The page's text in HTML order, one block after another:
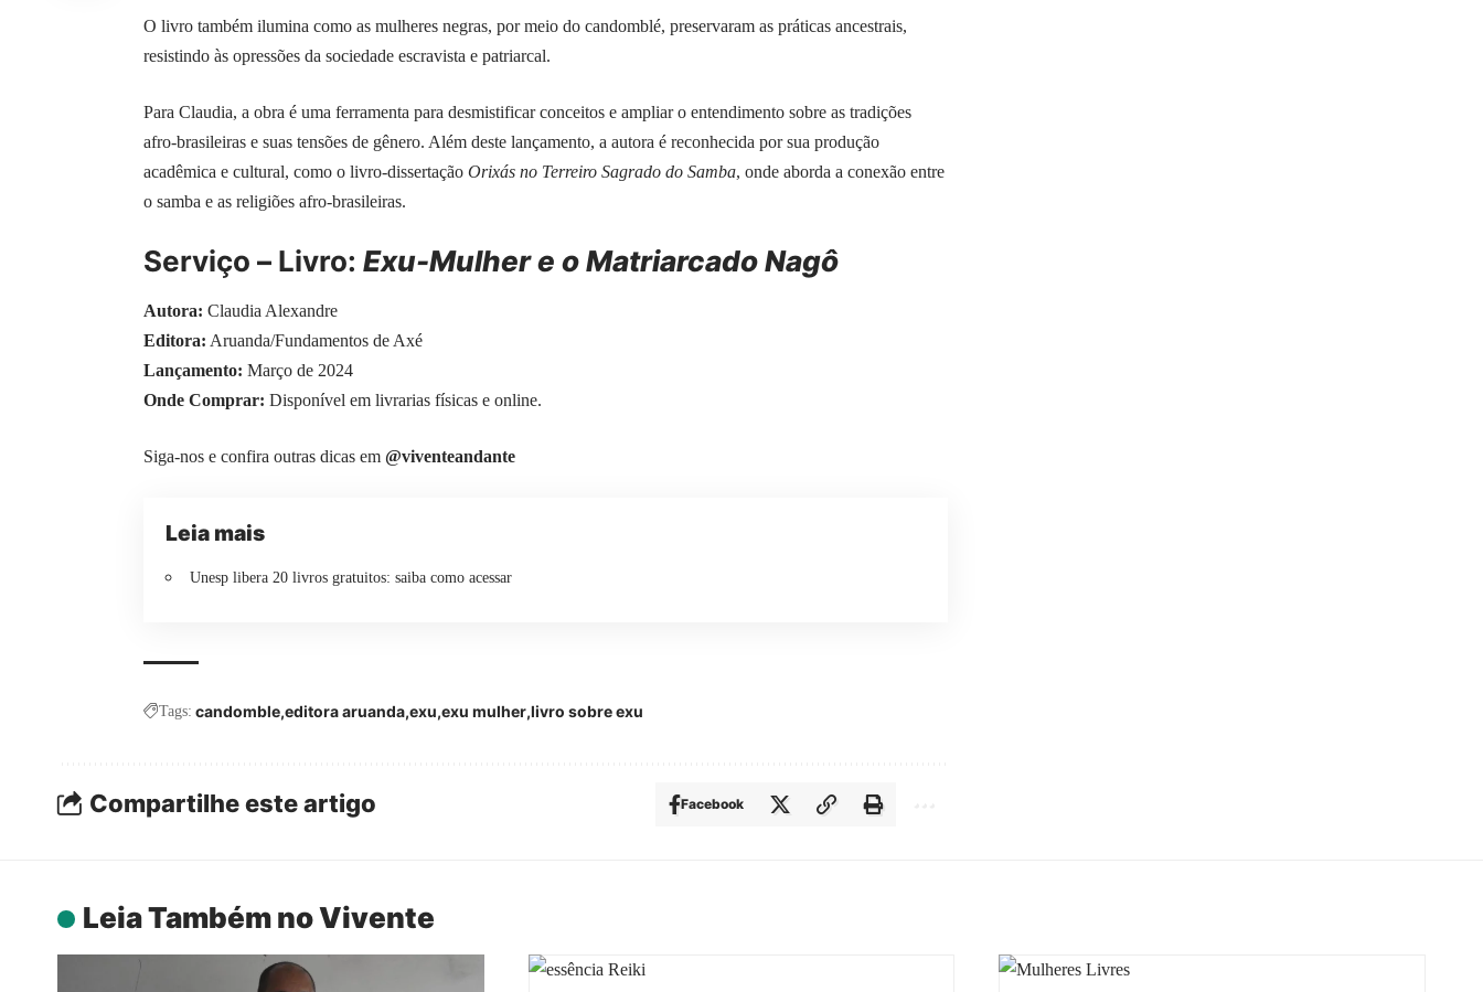
O livro também ilumina como as mulheres negras, por meio do candomblé, preservaram as práticas ancestrais,
resistindo às opressões da sociedade escravista e patriarcal.
Para Claudia, a obra é uma ferramenta para desmistificar conceitos e ampliar o entendimento sobre as tradições
afro-brasileiras e suas tensões de gênero. Além deste lançamento, a autora é reconhecida por sua produção
acadêmica e cultural, como o livro-dissertação Orixás no Terreiro Sagrado do Samba, onde aborda a conexão entre
o samba e as religiões afro-brasileiras.
Serviço – Livro: Exu-Mulher e o Matriarcado Nagô
Autora: Claudia Alexandre
Editora: Aruanda/Fundamentos de Axé
Lançamento: Março de 2024
Onde Comprar: Disponível em livrarias físicas e online.
Siga-nos e confira outras dicas em @viventeandante
Leia mais
Unesp libera 20 livros gratuitos: saiba como acessar
Tags: candomble editora aruanda exu exu mulher livro sobre exu
Compartilhe este artigo Facebook
Leia Também no Vivente